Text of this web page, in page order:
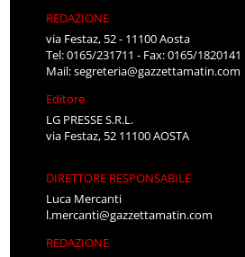
REDAZIONE
via Festaz, 52 - 11100 Aosta
Tel: 0165/231711 - Fax: 0165/1820141
Mail:segreteria@gazzettamatin.com
Editore
LG PRESSE S.R.L.
via Festaz, 52 11100 AOSTA
DIRETTORE RESPONSABILE
Luca Mercanti
l.mercanti@gazzettamatin.com
REDAZIONE